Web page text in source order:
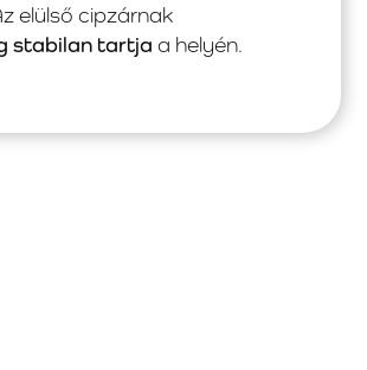
elülső cipzárnak
stabilan tartja a helyén.